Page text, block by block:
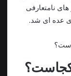
نامتعارفی
عده ای شد.
کجاست؟